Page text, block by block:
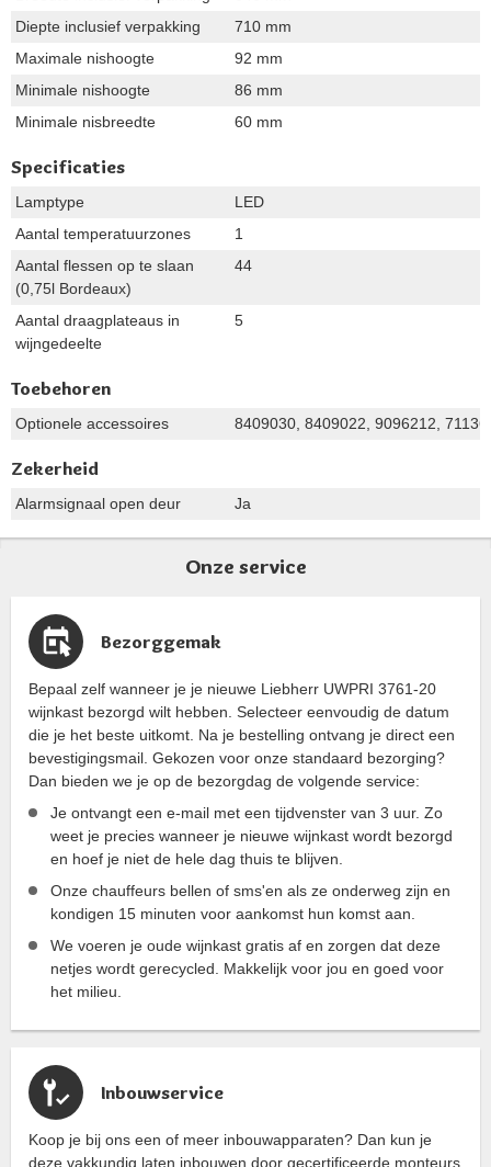
Diepte inclusief verpakking
710 mm
Maximale nishoogte
92 mm
Minimale nishoogte
86 mm
Minimale nisbreedte
60 mm
Specificaties
Lamptype
LED
Aantal temperatuurzones
1
Aantal flessen op te slaan
(0,75l Bordeaux)
44
Aantal draagplateaus in
wijngedeelte
5
Toebehoren
Optionele accessoires 8409030, 8409022, 9096212,
Zekerheid
Alarmsignaal open deur Ja
Onze service
Bezorggemak
Bepaal zelf wanneer je je nieuwe Liebherr UWPRI 3761-20
wijnkast bezorgd wilt hebben. Selecteer eenvoudig de datum
die je het beste uitkomt. Na je bestelling ontvang je direct een
bevestigingsmail. Gekozen voor onze standaard bezorging?
Dan bieden we je op de bezorgdag de volgende service:
Je ontvangt een e-mail met een tijdvenster van 3 uur. Zo
weet je precies wanneer je nieuwe wijnkast wordt bezorgd
en hoef je niet de hele dag thuis te blijven.
Onze chauffeurs bellen of sms'en als ze onderweg zijn en
kondigen 15 minuten voor aankomst hun komst aan.
We voeren je oude wijnkast gratis af en zorgen dat deze
netjes wordt gerecycled. Makkelijk voor jou en goed voor
het milieu.
Inbouwservice
Koop je bij ons een of meer inbouwapparaten? Dan kun je
deze vakkundig laten inbouwen door gecertificeerde monteurs